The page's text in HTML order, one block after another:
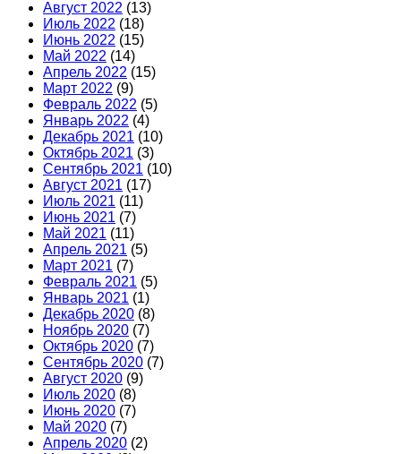
Август 2022 (13)
Июль 2022 (18)
Июнь 2022 (15)
Май 2022 (14)
Апрель 2022 (15)
Март 2022 (9)
Февраль 2022 (5)
Январь 2022 (4)
Декабрь 2021 (10)
Октябрь 2021 (3)
Сентябрь 2021 (10)
Август 2021 (17)
Июль 2021 (11)
Июнь 2021 (7)
Май 2021 (11)
Апрель 2021 (5)
Март 2021 (7)
Февраль 2021 (5)
Январь 2021 (1)
Декабрь 2020 (8)
Ноябрь 2020 (7)
Октябрь 2020 (7)
Сентябрь 2020 (7)
Август 2020 (9)
Июль 2020 (8)
Июнь 2020 (7)
Май 2020 (7)
Апрель 2020 (2)